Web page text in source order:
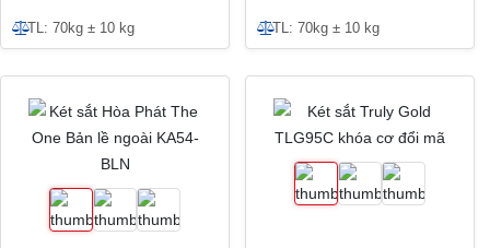
TL: 70kg ± 10 kg TL: 70kg ± 10 kg